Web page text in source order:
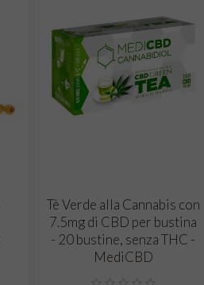
CARRELLO
Tè Verde alla Cannabis con
7.5mg di CBD per bustina
- 20 bustine, senza THC -
MediCBD